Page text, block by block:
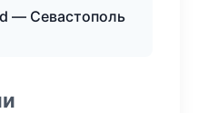
— Севастополь